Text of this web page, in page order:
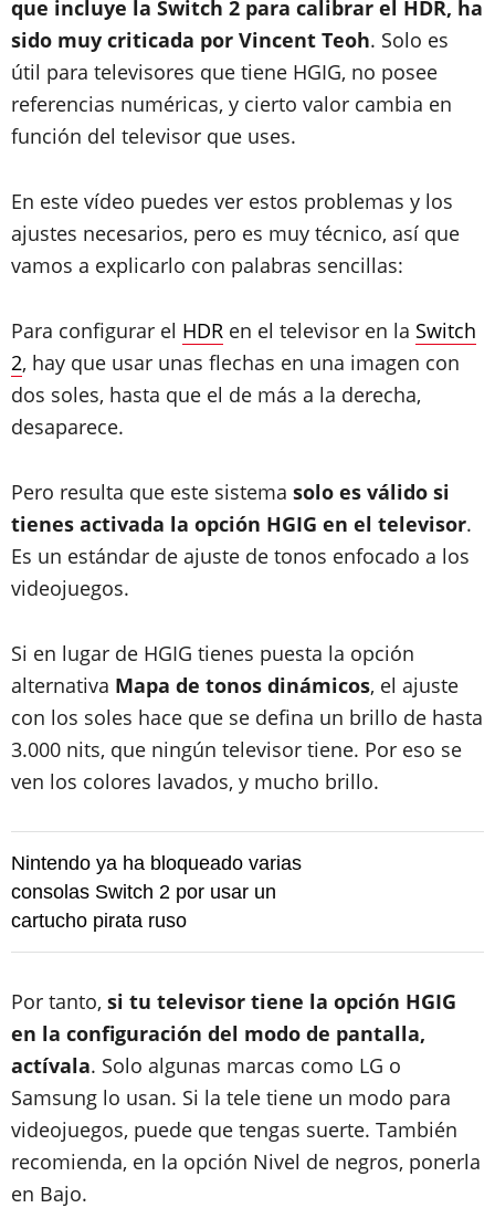
que incluye la Switch 2 para calibrar el HDR, ha
sido muy criticada por Vincent Teoh. Solo es
útil para televisores que tiene HGIG, no posee
referencias numéricas, y cierto valor cambia en
función del televisor que uses.
En este vídeo puedes ver estos problemas y los
ajustes necesarios, pero es muy técnico, así que
vamos a explicarlo con palabras sencillas:
Para configurar el HDR en el televisor en la Switch
2, hay que usar unas flechas en una imagen con
dos soles, hasta que el de más a la derecha,
desaparece.
Pero resulta que este sistema solo es válido si
tienes activada la opción HGIG en el televisor.
Es un estándar de ajuste de tonos enfocado a los
videojuegos.
Si en lugar de HGIG tienes puesta la opción
alternativa Mapa de tonos dinámicos, el ajuste
con los soles hace que se defina un brillo de hasta
3.000 nits, que ningún televisor tiene. Por eso se
ven los colores lavados, y mucho brillo.
Nintendo ya ha bloqueado varias
consolas Switch 2 por usar un
cartucho pirata ruso
Por tanto, si tu televisor tiene la opción HGIG
en la configuración del modo de pantalla,
actívala. Solo algunas marcas como LG o
Samsung lo usan. Si la tele tiene un modo para
videojuegos, puede que tengas suerte. También
recomienda, en la opción Nivel de negros, ponerla
en Bajo.